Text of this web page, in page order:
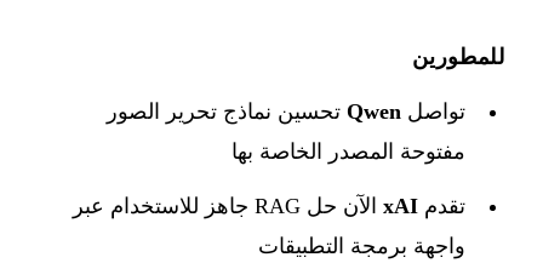
للمطورين
تواصل Qwen تحسين نماذج تحرير الصور
مفتوحة المصدر الخاصة بها
تقدم xAI
الآن حل RAG جاهز للاستخدام عبر
واجهة برمجة التطبيقات